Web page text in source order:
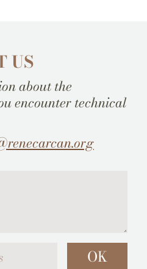
US
about the
encounter technical
OK